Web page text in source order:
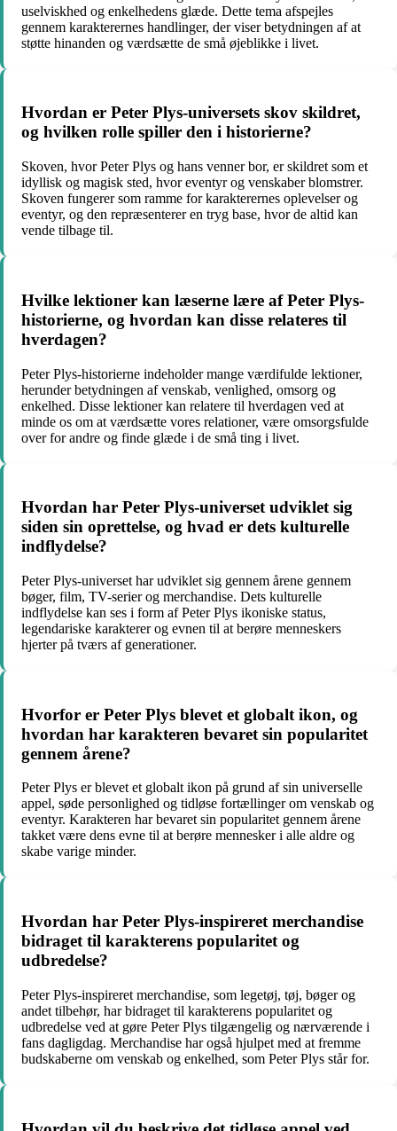
uselviskhed og enkelhedens glæde. Dette tema afspejles
gennem karakterernes handlinger, der viser betydningen af at
støtte hinanden og værdsætte de små øjeblikke i livet.
Hvordan er Peter Plys-universets skov skildret,
og hvilken rolle spiller den i historierne?
Skoven, hvor Peter Plys og hans venner bor, er skildret som et
idyllisk og magisk sted, hvor eventyr og venskaber blomstrer.
Skoven fungerer som ramme for karakterernes oplevelser og
eventyr, og den repræsenterer en tryg base, hvor de altid kan
vende tilbage til.
Hvilke lektioner kan læserne lære af Peter Plys-
historierne, og hvordan kan disse relateres til
hverdagen?
Peter Plys-historierne indeholder mange værdifulde lektioner,
herunder betydningen af venskab, venlighed, omsorg og
enkelhed. Disse lektioner kan relatere til hverdagen ved at
minde os om at værdsætte vores relationer, være omsorgsfulde
over for andre og finde glæde i de små ting i livet.
Hvordan har Peter Plys-universet udviklet sig
siden sin oprettelse, og hvad er dets kulturelle
indflydelse?
Peter Plys-universet har udviklet sig gennem årene gennem
bøger, film, TV-serier og merchandise. Dets kulturelle
indflydelse kan ses i form af Peter Plys ikoniske status,
legendariske karakterer og evnen til at berøre menneskers
hjerter på tværs af generationer.
Hvorfor er Peter Plys blevet et globalt ikon, og
hvordan har karakteren bevaret sin popularitet
gennem årene?
Peter Plys er blevet et globalt ikon på grund af sin universelle
appel, søde personlighed og tidløse fortællinger om venskab og
eventyr. Karakteren har bevaret sin popularitet gennem årene
takket være dens evne til at berøre mennesker i alle aldre og
skabe varige minder.
Hvordan har Peter Plys-inspireret merchandise
bidraget til karakterens popularitet og
udbredelse?
Peter Plys-inspireret merchandise, som legetøj, tøj, bøger og
andet tilbehør, har bidraget til karakterens popularitet og
udbredelse ved at gøre Peter Plys tilgængelig og nærværende i
fans dagligdag. Merchandise har også hjulpet med at fremme
budskaberne om venskab og enkelhed, som Peter Plys står for.